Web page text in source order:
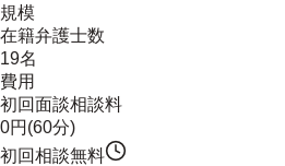
規模
在籍弁護士数
19名
費用
初回面談相談料
0円(60分)
初回相談無料